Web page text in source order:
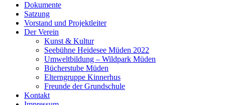
Dokumente
Satzung
Vorstand und Projektleiter
Der Verein
Kunst & Kultur
Seebühne Heidesee Müden 2022
Umweltbildung – Wildpark Müden
Bücherstube Müden
Elterngruppe Kinnerhus
Freunde der Grundschule
Kontakt